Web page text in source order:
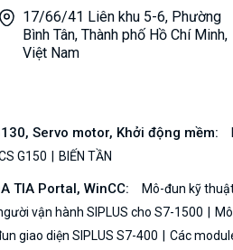
17/66/41 Liên khu 5-6, Phường
Bình Tân, Thành phố Hồ Chí Minh,
Việt Nam
Servo motor, Khởi động mềm:
G150 BIẾN TẦN
TIA Portal, WinCC: Mô-đun kỹ
vận hành SIPLUS cho S7-1500
giao diện SIPLUS S7-400 Các